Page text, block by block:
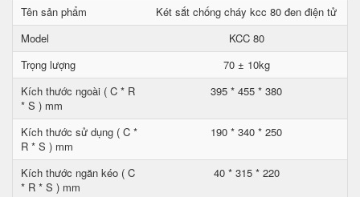
Tên sản phẩm
Két sắt chống cháy kcc 80 đen điện tử
Model
KCC 80
Trọng lượng
70 ± 10kg
Kích thước ngoài ( C * R
* S ) mm
395 * 455 * 380
Kích thước sử dụng ( C *
R * S ) mm
190 * 340 * 250
Kích thước ngăn kéo ( C
* R * S ) mm
40 * 315 * 220